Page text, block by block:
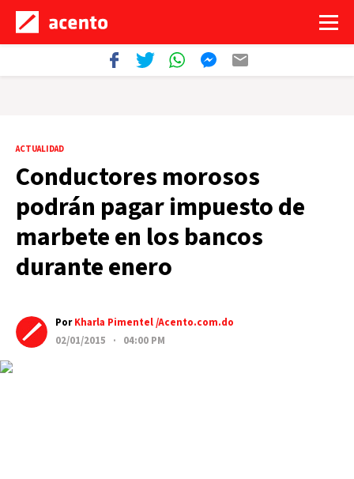
ACTUALIDAD
Conductores morosos
podrán pagar impuesto de
marbete en los bancos
durante enero
PorKharla Pimentel /Acento.com.do
02/01/2015 · 04:00 PM